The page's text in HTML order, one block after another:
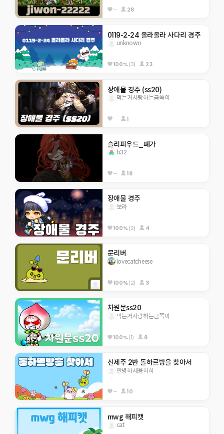
-- 28
0119-2-24 올라올라 사다리 경주
unknown
100%(3) 23
장애물 경주 (ss20)
먹는거사랑하는금쪽이
-- 1
슬리피우드_폐가
b32
-- 18
장애물 경주
보라
100%(2) 4
문리버
lovecatcheese
100%(2) 3
차원문ss20
먹는거사랑하는금쪽이
100%(1) 8
신제주 2반 돌하르방을 찾아서
안녕하세용히히
-- 10
mwg 해피캣
cat